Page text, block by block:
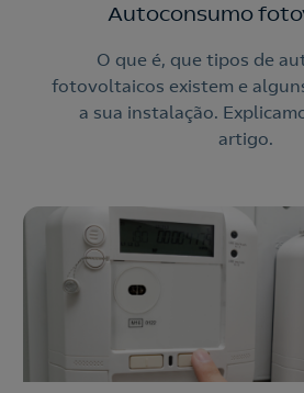
Autoconsumo
O que é, que tipos de
fotovoltaicos existem e
a sua instalação.
artigo.